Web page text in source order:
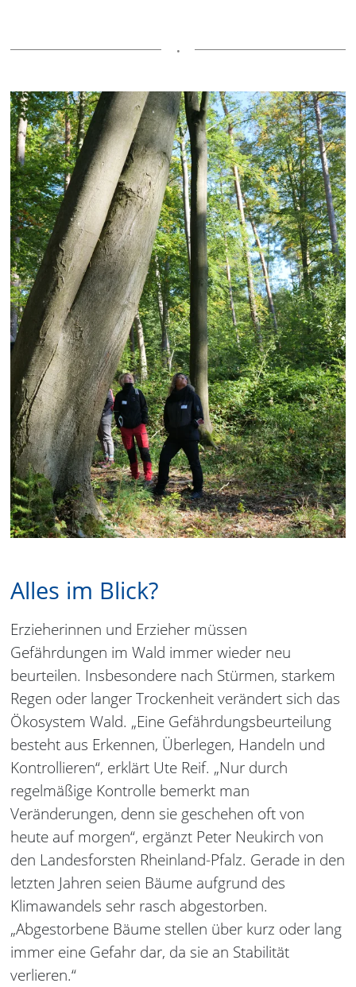
Alles im Blick?
Erzieherinnen und Erzieher müssen
Gefährdungen im Wald immer wieder neu
beurteilen. Insbesondere nach Stürmen, starkem
Regen oder langer Trockenheit verändert sich das
Ökosystem Wald. „Eine Gefährdungsbeurteilung
besteht aus Erkennen, Überlegen, Handeln und
Kontrollieren“, erklärt Ute Reif. „Nur durch
regelmäßige Kontrolle bemerkt man
Veränderungen, denn sie geschehen oft von
heute auf morgen“, ergänzt Peter Neukirch von
den Landesforsten Rheinland-Pfalz. Gerade in den
letzten Jahren seien Bäume aufgrund des
Klimawandels sehr rasch abgestorben.
„Abgestorbene Bäume stellen über kurz oder lang
immer eine Gefahr dar, da sie an Stabilität
verlieren.“